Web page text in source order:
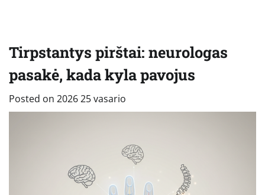
Tirpstantys pirštai: neurologas
pasakė, kada kyla pavojus
Posted on 2026 25 vasario